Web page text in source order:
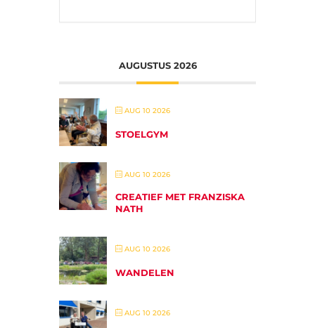
AUGUSTUS 2026
AUG 10 2026
STOELGYM
AUG 10 2026
CREATIEF MET FRANZISKA
NATH
AUG 10 2026
WANDELEN
AUG 10 2026